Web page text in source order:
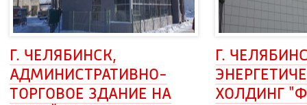
Г. ЧЕЛЯБИНСК,
АДМИНИСТРАТИВНО-
ТОРГОВОЕ ЗДАНИЕ НА
Г.
ХОЛДИНГ